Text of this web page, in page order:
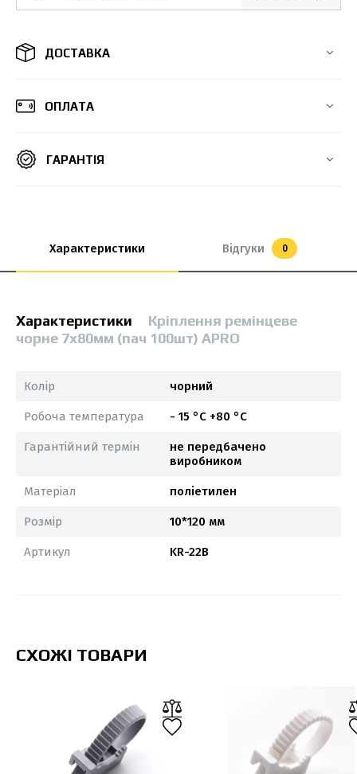
ДОСТАВКА
ОПЛАТА
ГАРАНТІЯ
Характеристики Відгуки 0
Характеристики
Кріплення ремінцеве
чорне 7х80мм (пач 100шт) APRO
Колір чорний
Робоча температура - 15 °С +80 °С
Гарантійний термін
не передбачено
виробником
Матеріал поліетилен
Розмір 10*120 мм
Артикул KR-22B
СХОЖІ ТОВАРИ